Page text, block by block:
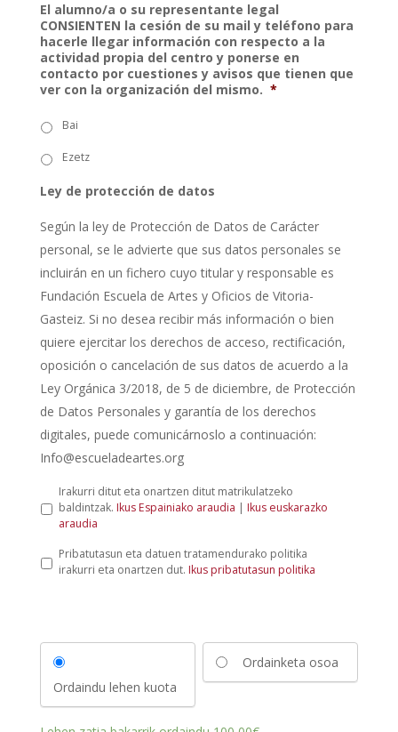
El alumno/a o su representante legal
CONSIENTEN la cesión de su mail y teléfono para
hacerle llegar información con respecto a la
actividad propia del centro y ponerse en
contacto por cuestiones y avisos que tienen que
ver con la organización del mismo. *
Bai
Ezetz
Ley de protección de datos
Según la ley de Protección de Datos de Carácter
personal, se le advierte que sus datos personales se
incluirán en un fichero cuyo titular y responsable es
Fundación Escuela de Artes y Oficios de Vitoria-
Gasteiz. Si no desea recibir más información o bien
quiere ejercitar los derechos de acceso, rectificación,
oposición o cancelación de sus datos de acuerdo a la
Ley Orgánica 3/2018, de 5 de diciembre, de Protección
de Datos Personales y garantía de los derechos
digitales, puede comunicárnoslo a continuación:
Info@escueladeartes.org
e
e
p
Irakurri ditut eta onartzen ditut matrikulatzeko
baldintzak. Ikus Espainiako araudia | Ikus euskarazko
araudia
P
r
u
Pribatutasun eta datuen tratamendurako politika
irakurri eta onartzen dut. Ikus pribatutasun politika
Ordaindu lehen kuota
Ordainketa osoa